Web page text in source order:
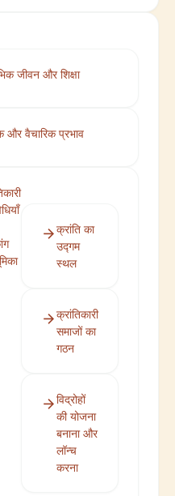
जीवन और शिक्षा
और वैचारिक प्रभाव
क्रांति का
उद्गम
स्थल
क्रांतिकारी
समाजों का
गठन
विद्रोहों
की योजना
बनाना और
लॉन्च
करना